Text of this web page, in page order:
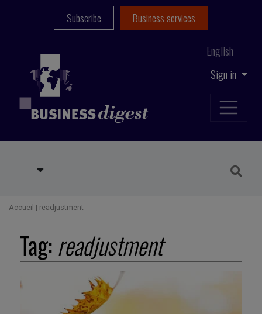
Sign in
English
Subscribe Business services
Accueil | readjustment
Tag:readjustment